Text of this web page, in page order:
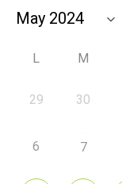
L M
29 30
6 7